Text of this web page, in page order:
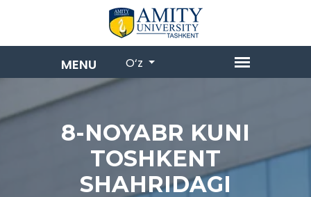
O‘z
8-NOYABR KUNI
TOSHKENT
SHAHRIDAGI